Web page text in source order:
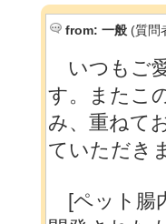
from: 一般(質問
いつもご
す。またこ
み、重ねて
ていただき
[ペット腸